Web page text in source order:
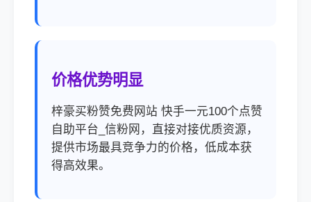
价格优势明显
梓豪买粉赞免费网站 快手一元100个点赞
自助平台_信粉网，直接对接优质资源，
提供市场最具竞争力的价格，低成本获
得高效果。